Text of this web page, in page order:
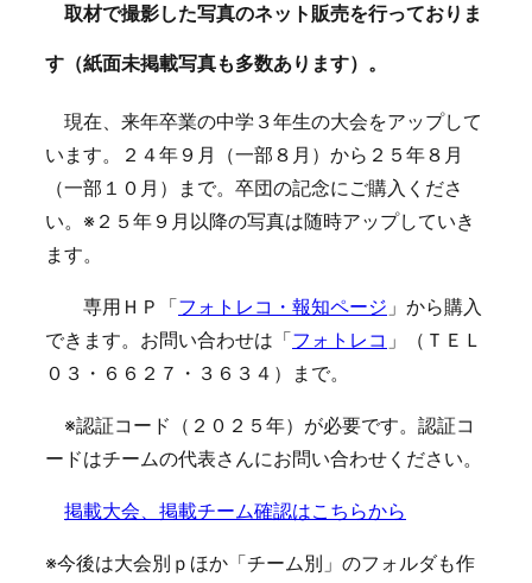
取材で撮影した写真のネット販売を行っておりま
す（紙面未掲載写真も多数あります）。
現在、来年卒業の中学３年生の大会をアップして
います。２４年９月（一部８月）から２５年８月
（一部１０月）まで。卒団の記念にご購入くださ
い。※２５年９月以降の写真は随時アップしていき
ます。
専用ＨＰ「フォトレコ・報知ページ 」から購入
できます。お問い合わせは「フォトレコ 」（ＴＥＬ
０３・６６２７・３６３４）まで。
※認証コード（２０２５年）が必要です。認証コ
ードはチームの代表さんにお問い合わせください。
掲載大会、掲載チーム確認はこちらから
※今後は大会別ｐほか「チーム別」のフォルダも作